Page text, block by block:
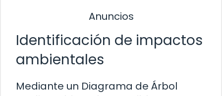
Anuncios
Identificación de impactos
ambientales
Mediante un Diagrama de Árbol